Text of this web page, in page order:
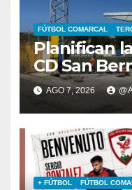
FÚTBOL COMARCAL
Planifican
CD San
reforma en
Umbría’
AGO 7, 2026
+ FÚTBOL FÚTBOL